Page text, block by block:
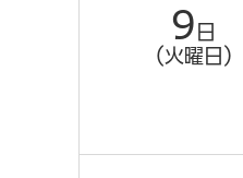
9 日
（火曜日）